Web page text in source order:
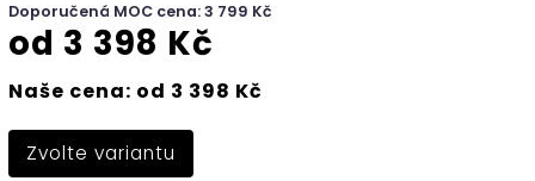
Doporučená MOC cena: 3 799 Kč
od 3 398 Kč
Naše cena: od 3 398 Kč
Zvolte variantu